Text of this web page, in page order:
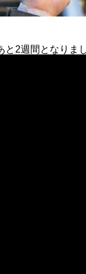
と2週間となりま